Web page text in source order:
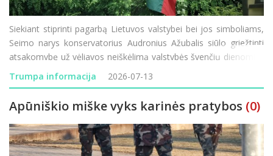
Siekiant stiprinti pagarbą Lietuvos valstybei bei jos simboliams,
Seimo narys konservatorius Audronius Ažubalis siūlo griežtinti
atsakomybę už vėliavos neiškėlimą valstybės švenčių dienomis.
Administracinių nusižengimų kodekso (ANK) pakeitimo projektą
įregistravęs parlament
Trumpa informacija 2026-07-13
Apūniškio miške vyks karinės pratybos (0)